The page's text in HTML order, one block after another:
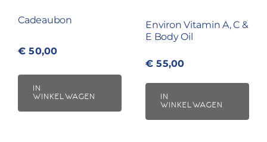
Cadeaubon
€ 50,00
IN
WINKELWAGEN
Environ Vitamin A, C &
E Body Oil
€ 55,00
IN
WINKELWAGEN